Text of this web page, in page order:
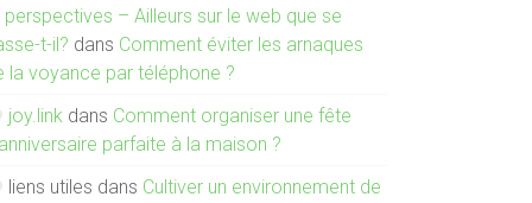
perspectives – Ailleurs sur le web que se
t-il? dans Comment éviter les arnaques
la voyance par téléphone ?
joy.link dans Comment organiser une fête
parfaite à la maison ?
liens utiles dans Cultiver un environnement de